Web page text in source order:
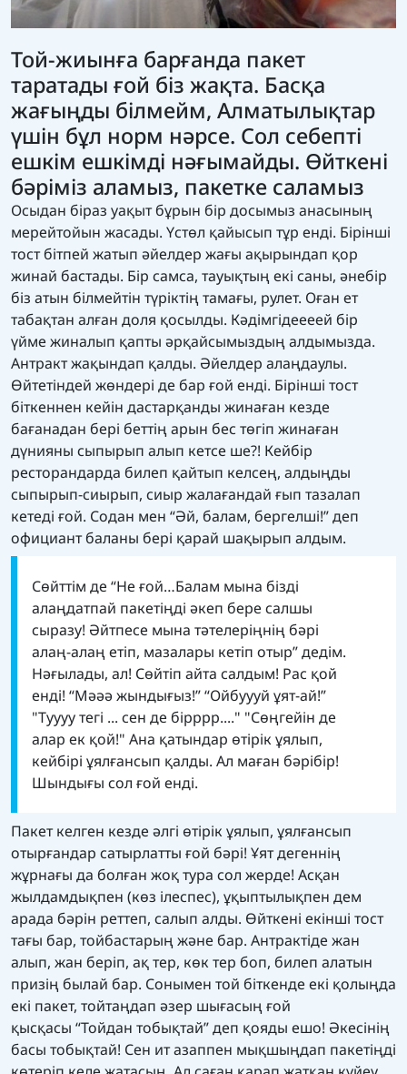
Той-жиынға барғанда пакет
таратады ғой біз жақта. Басқа
жағыңды білмейм, Алматылықтар
үшін бұл норм нәрсе. Сол себепті
ешкім ешкімді нәғымайды. Өйткені
бәріміз аламыз, пакетке саламыз
Осыдан біраз уақыт бұрын бір досымыз анасының
мерейтойын жасады. Үстөл қайысып тұр енді. Бірінші
тост бітпей жатып әйелдер жағы ақырындап қор
жинай бастады. Бір самса, тауықтың екі саны, әнебір
біз атын білмейтін түріктің тамағы, рулет. Оған ет
табақтан алған доля қосылды. Кәдімгідеееей бір
үйме жиналып қапты әрқайсымыздың алдымызда.
Антракт жақындап қалды. Әйелдер алаңдаулы.
Өйтетіндей жөндері де бар ғой енді. Бірінші тост
біткеннен кейін дастарқанды жинаған кезде
бағанадан бері беттің арын бес төгіп жинаған
дүнияны сыпырып алып кетсе ше?! Кейбір
ресторандарда билеп қайтып келсең, алдыңды
сыпырып-сиырып, сиыр жалағандай ғып тазалап
кетеді ғой. Содан мен “Әй, балам, бергелші!” деп
официант баланы бері қарай шақырып алдым.
Сөйттім де “Не ғой…Балам мына бізді
алаңдатпай пакетіңді әкеп бере салшы
сыразу! Әйтпесе мына тәтелеріңнің бәрі
алаң-алаң етіп, мазалары кетіп отыр” дедім.
Нәғылады, ал! Сөйтіп айта салдым! Рас қой
енді! “Мәәә жындығыз!” “Ойбуууй ұят-ай!”
"Туууу тегі ... сен де бірррр...." "Сөңгейін де
алар ек қой!" Ана қатындар өтірік ұялып,
кейбірі ұялғансып қалды. Ал маған бәрібір!
Шындығы сол ғой енді.
Пакет келген кезде әлгі өтірік ұялып, ұялғансып
отырғандар сатырлатты ғой бәрі! Ұят дегеннің
жұрнағы да болған жоқ тура сол жерде! Асқан
жылдамдықпен (көз ілеспес), ұқыптылықпен дем
арада бәрін реттеп, салып алды. Өйткені екінші тост
тағы бар, тойбастарың және бар. Антрактіде жан
алып, жан беріп, ақ тер, көк тер боп, билеп алатын
призің былай бар. Сонымен той біткенде екі қолыңда
екі пакет, тойтаңдап әзер шығасың ғой
қысқасы “Тойдан тобықтай” деп қояды ешо! Әкесінің
басы тобықтай! Сен ит азаппен мықшыңдап пакетіңді